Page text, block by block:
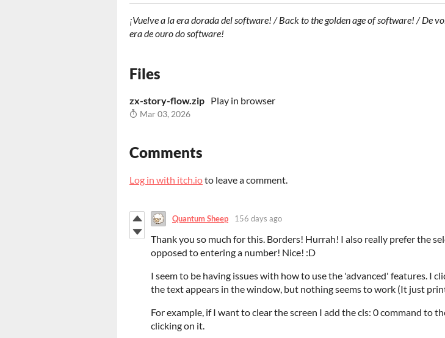
¡Vuelve a la era dorada del software! / Back to the golden age of software! / De
era de ouro do software!
Files
zx-story-flow.zip Play in browser
Mar 03, 2026
Comments
Log in with itch.ioto leave a comment.
Quantum Sheep 156 days ago
Thank you so much for this. Borders! Hurrah! I also really prefer the
opposed to entering a number! Nice! :D
I seem to be having issues with how to use the 'advanced' features. I
the text appears in the window, but nothing seems to work (It just
For example, if I want to clear the screen I add the cls: 0 command to
clicking on it.